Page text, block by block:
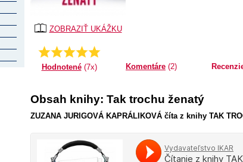
ZOBRAZIŤ UKÁŽKU
Priemer:
5.0
Hodnotené(7x) Komentáre (2)
Obsah knihy: Tak trochu ženatý
ZUZANA JURIGOVÁ KAPRÁLIKOVÁ číta z knihy TAK